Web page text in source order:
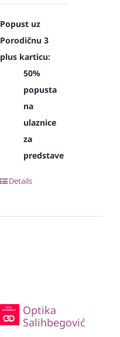
Popust uz
Porodičnu 3
plus karticu:
50%
popusta
na
ulaznice
za
predstave
Details
Optika
Salihbegović